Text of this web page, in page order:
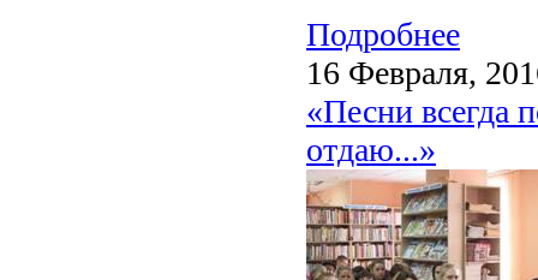
Подробнее
16 Февраля,
«Песни всегда
отдаю...»